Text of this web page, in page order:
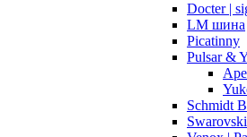
Docter |
LM шина
Picatinny
Pulsar &
Schmidt